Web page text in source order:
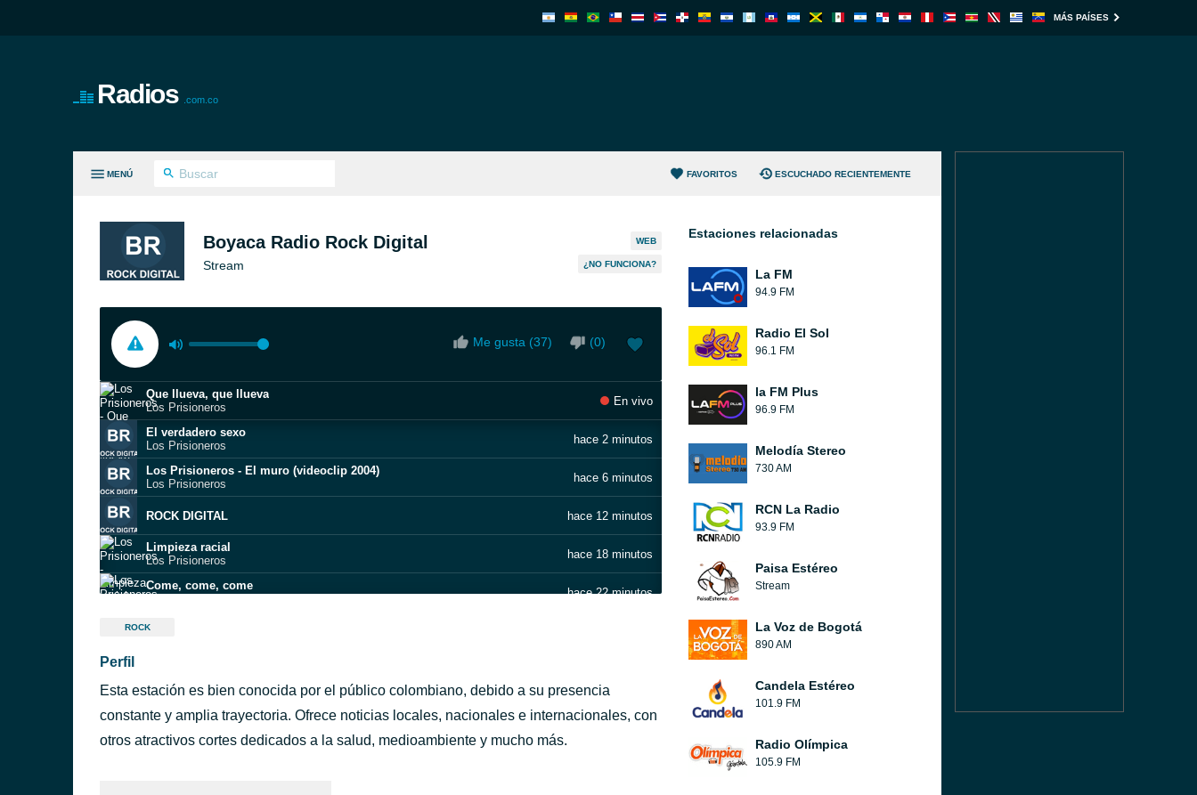
MÁS PAÍSES
Radios .com.co
MENÚ FAVORITOS ESCUCHADO RECIENTEMENTE
Boyaca Radio Rock Digital
Stream
WEB
¿NO FUNCIONA?
Me gusta (37) (0)
Que llueva, que llueva
Los Prisioneros
En vivo
El verdadero sexo
Los Prisioneros
hace 2 minutos
Los Prisioneros - El muro (videoclip 2004)
Los Prisioneros
hace 6 minutos
ROCK DIGITAL hace 12 minutos
Limpieza racial
Los Prisioneros
hace 18 minutos
Come, come, come
hace 22 minutos
Azota
Here We Kum (MTV Unplugged)
Molotov
hace 35 minutos
Molotov - Hit me
ROCK
Perfil
Esta estación es bien conocida por el público colombiano, debido a su presencia
constante y amplia trayectoria. Ofrece noticias locales, nacionales e internacionales, con
otros atractivos cortes dedicados a la salud, medioambiente y mucho más.
Estaciones relacionadas
La FM
94.9 FM
Radio El Sol
96.1 FM
la FM Plus
96.9 FM
Melodía Stereo
730 AM
RCN La Radio
93.9 FM
Paisa Estéreo
Stream
La Voz de Bogotá
890 AM
Candela Estéreo
101.9 FM
Radio Olímpica
105.9 FM